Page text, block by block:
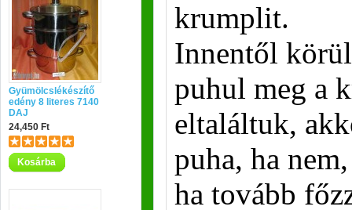
Gyümölcslékészítő
edény 8 literes 7140
DAJ
24,450 Ft
Kosárba
krumplit.
Innentől
puhul meg a
eltaláltuk,
puha, ha
ha tovább